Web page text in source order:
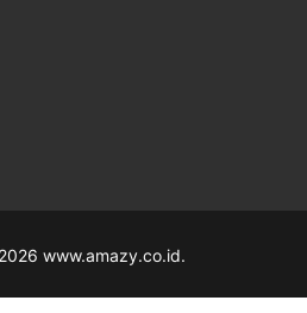
www.amazy.co.id.